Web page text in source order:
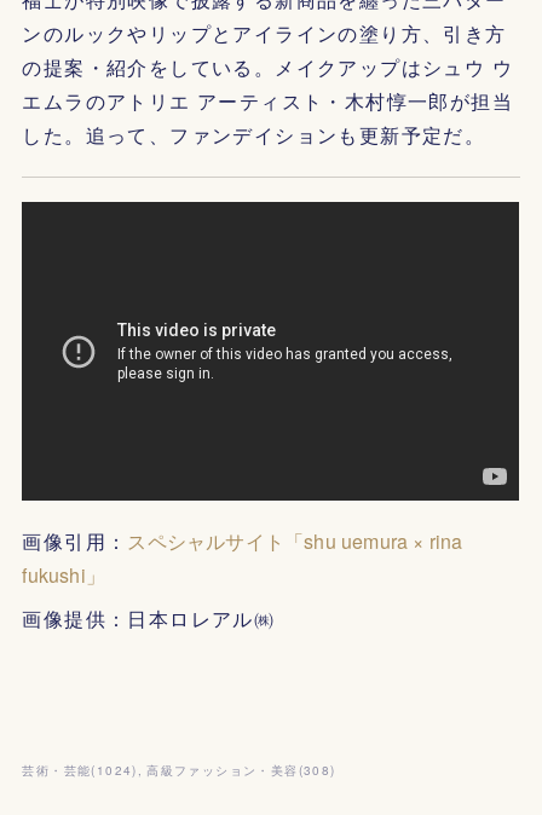
ンのルックやリップとアイラインの塗り方、引き方
の提案・紹介をしている。メイクアップはシュウ ウ
エムラのアトリエ アーティスト・木村惇一郎が担当
した。追って、ファンデイションも更新予定だ。
画像引用： スペシャルサイト「shu uemura × rina
fukushi」
画像提供：日本ロレアル㈱
芸術・芸能( 1024) 高級ファッション・美容 (308)